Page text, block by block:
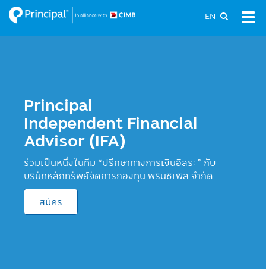
Skip
to
main
EN
Principal
Independent Financial
Advisor (IFA)
ร่วมเป็นหนึ่งในทีม “ปรึกษาทางการเงินอิสระ” กับ
บริษัทหลักทรัพย์จัดการกองทุน พรินซิเพิล จำกัด
สมัคร